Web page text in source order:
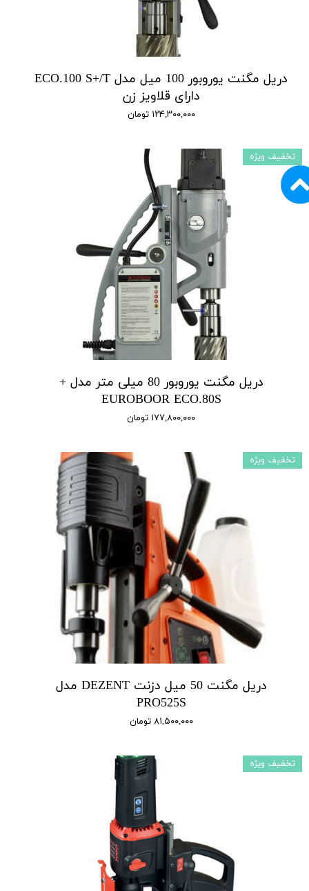
دریل مگنت یوروبور 100 میل مدل ECO.100 S+/T
دارای قلاویز زن
۱۲۴,۳۰۰,۰۰۰ تومان
دریل مگنت یوروبور 80 میلی متر مدل +
EUROBOOR ECO.80S
۱۷۷,۸۰۰,۰۰۰ تومان
تخفیف ویژه
دریل مگنت 50 میل دزنت DEZENT مدل
PRO525S
۸۱,۵۰۰,۰۰۰ تومان
تخفیف ویژه
تخفیف ویژه